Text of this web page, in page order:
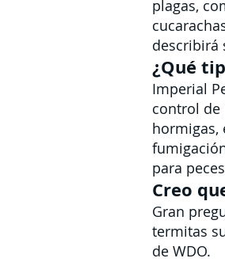
plagas,
describirá
¿Qué
Imperial
control de
hormigas,
para
Creo
Gran
termitas
de WDO.